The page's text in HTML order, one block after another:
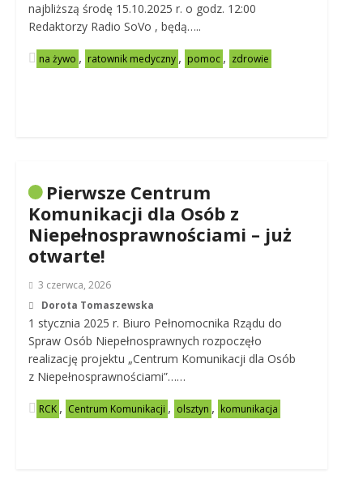
najbliższą środę 15.10.2025 r. o godz. 12:00
Redaktorzy Radio SoVo , będą…..
na żywo , ratownik medyczny , pomoc , zdrowie
Pierwsze Centrum
Komunikacji dla Osób z
Niepełnosprawnościami – już
otwarte!
3 czerwca, 2026
Dorota Tomaszewska
1 stycznia 2025 r. Biuro Pełnomocnika Rządu do
Spraw Osób Niepełnosprawnych rozpoczęło
realizację projektu „Centrum Komunikacji dla Osób
z Niepełnosprawnościami”……
RCK , Centrum Komunikacji , olsztyn , komunikacja